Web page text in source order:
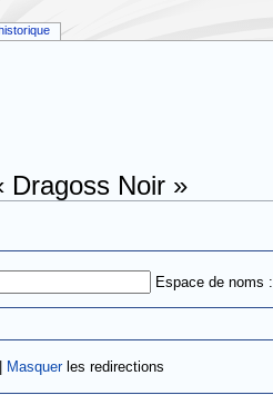
Dragoss Noir »
Espace de noms :
Masquerles redirections